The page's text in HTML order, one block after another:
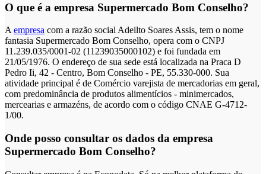
O que é a empresa Supermercado Bom Conselho?
A empresa com a razão social Adeilto Soares Assis, tem o nome
fantasia Supermercado Bom Conselho, opera com o CNPJ
11.239.035/0001-02 (11239035000102) e foi fundada em
21/05/1976. O endereço de sua sede está localizada na Praca D
Pedro Ii, 42 - Centro, Bom Conselho - PE, 55.330-000. Sua
atividade principal é de Comércio varejista de mercadorias em geral,
com predominância de produtos alimentícios - minimercados,
mercearias e armazéns, de acordo com o código CNAE G-4712-
1/00.
Onde posso consultar os dados da empresa
Supermercado Bom Conselho?